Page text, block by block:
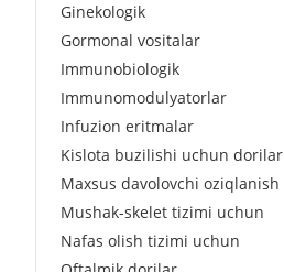
Ginekologik
Gormonal vositalar
Immunobiologik
Immunomodulyatorlar
Infuzion eritmalar
Kislota buzilishi uchun dorilar
Maxsus davolovchi oziqlanish
Mushak-skelet tizimi uchun
Nafas olish tizimi uchun